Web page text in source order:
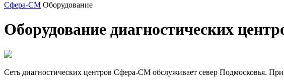
Сфера-СМ Оборудование
Оборудование диагностических
Сеть диагностических центров Сфера-СМ обслуживает север Подмосковья.